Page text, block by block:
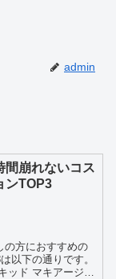
admin
間崩れないコス
ンTOP3
の方におすすめの
以下の通りです。
ッド マキアージュ